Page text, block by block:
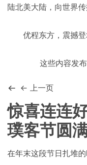
陆北美大陆，向世界
优程东方，震撼登
这些内容发
← 上一页
惊喜连连
璞客节圆
在年末这段节日扎堆